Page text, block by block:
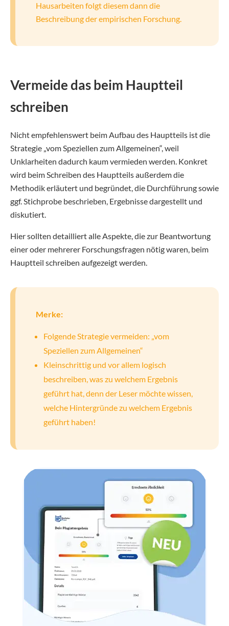
Hausarbeiten folgt diesem dann die
Beschreibung der empirischen Forschung.
Vermeide das beim Hauptteil
schreiben
Nicht empfehlenswert beim Aufbau des Hauptteils ist die
Strategie „vom Speziellen zum Allgemeinen“, weil
Unklarheiten dadurch kaum vermieden werden. Konkret
wird beim Schreiben des Hauptteils außerdem die
Methodik erläutert und begründet, die Durchführung sowie
ggf. Stichprobe beschrieben, Ergebnisse dargestellt und
diskutiert.
Hier sollten detailliert alle Aspekte, die zur Beantwortung
einer oder mehrerer Forschungsfragen nötig waren, beim
Hauptteil schreiben aufgezeigt werden.
Merke:
Folgende Strategie vermeiden: „vom
Speziellen zum Allgemeinen“
Kleinschrittig und vor allem logisch
beschreiben, was zu welchem Ergebnis
geführt hat, denn der Leser möchte wissen,
welche Hintergründe zu welchem Ergebnis
geführt haben!